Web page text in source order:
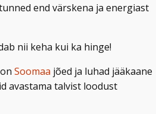
end värskena ja energiast
nii keha kui ka hinge!
Soomaa jõed ja luhad jääkaane
avastama talvist loodust